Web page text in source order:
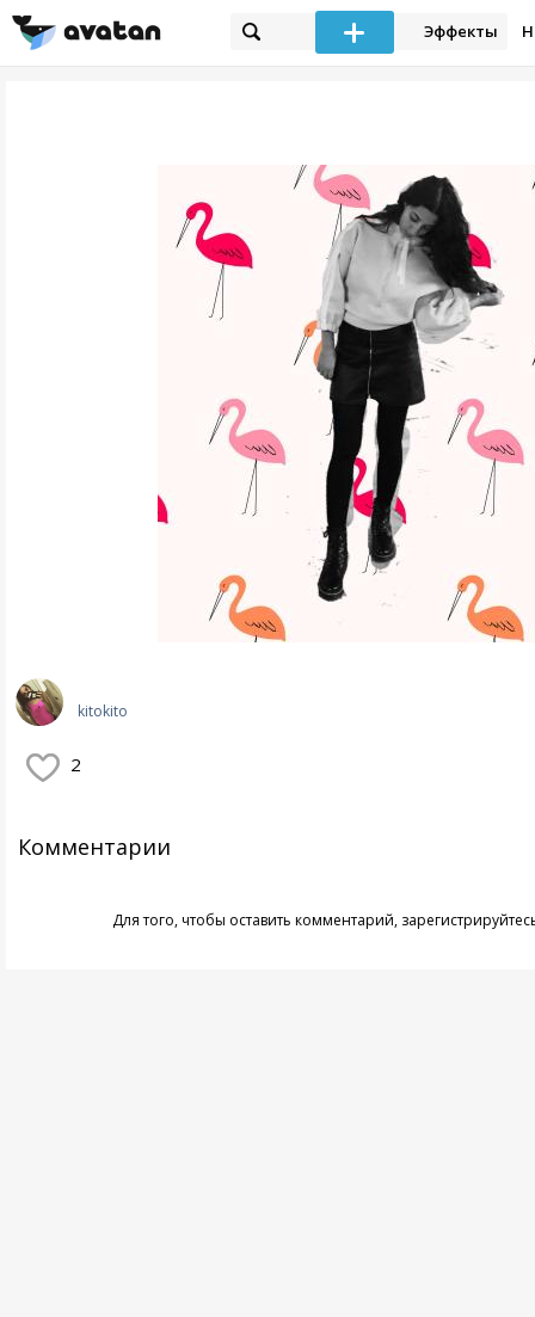
Эффекты
kitokito
2
Комментарии
Для того, чтобы оставить комментарий,